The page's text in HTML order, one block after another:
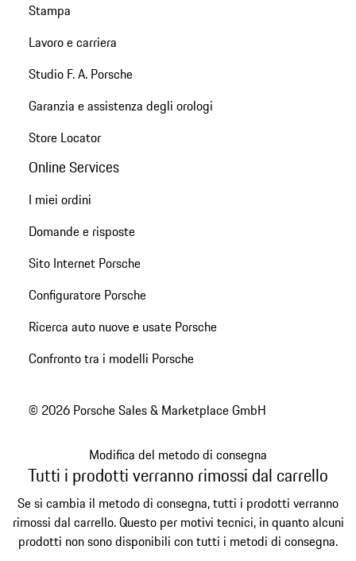
Stampa
Lavoro e carriera
Studio F. A. Porsche
Garanzia e assistenza degli orologi
Store Locator
Online Services
I miei ordini
Domande e risposte
Sito Internet Porsche
Configuratore Porsche
Ricerca auto nuove e usate Porsche
Confronto tra i modelli Porsche
© 2026 Porsche Sales & Marketplace GmbH
Modifica del metodo di consegna
Tutti i prodotti verranno rimossi dal carrello
Se si cambia il metodo di consegna, tutti i prodotti verranno
rimossi dal carrello. Questo per motivi tecnici, in quanto alcuni
prodotti non sono disponibili con tutti i metodi di consegna.